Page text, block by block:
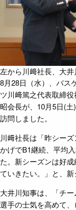
左から川﨑社長、大
8月28日（水）、バス
ツ川﨑篤之代表取締
昭会長が、10月5日(
訪問しました。
川﨑社長は「昨シー
かげでB1継続、平均
た。新シーズンは好
ていきたい。」と、新
大井川知事は、「チ
選手の士気を高めて